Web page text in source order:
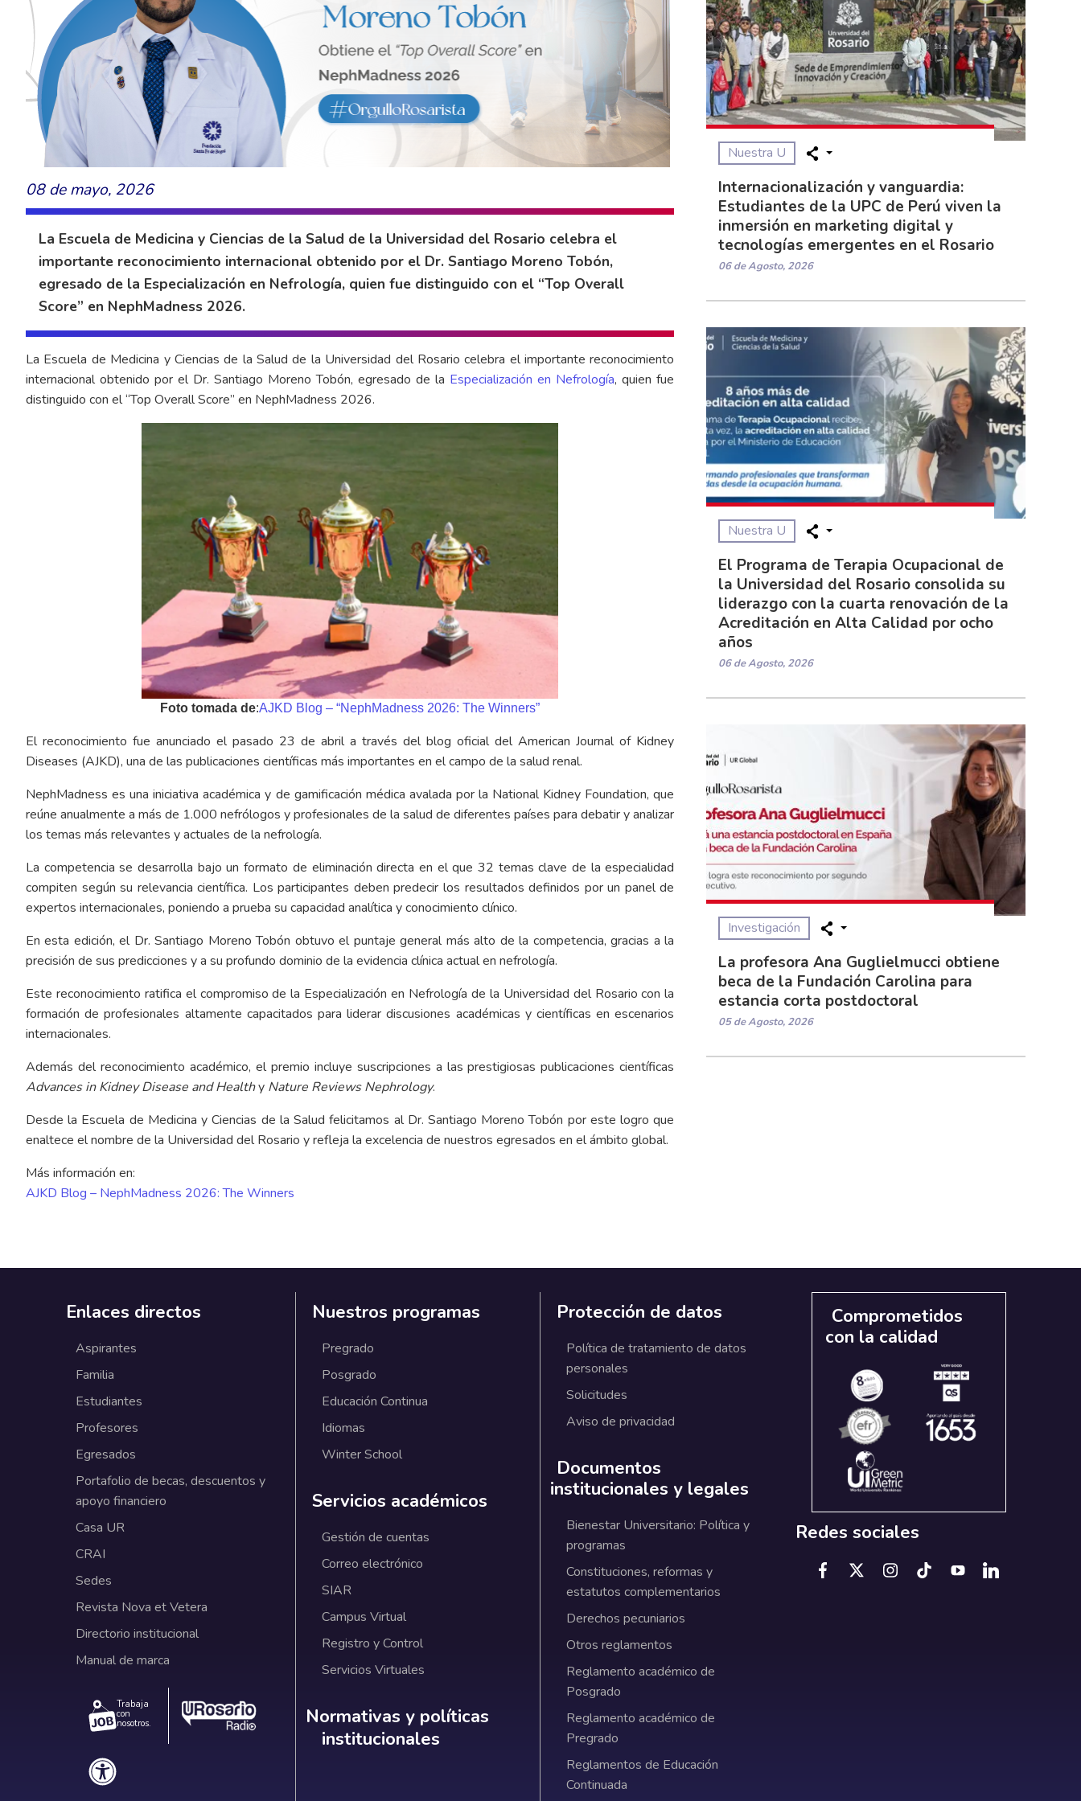
08 de mayo, 2026
La Escuela de Medicina y Ciencias de la Salud de la Universidad del Rosario celebra el
importante reconocimiento internacional obtenido por el Dr. Santiago Moreno Tobón,
egresado de la Especialización en Nefrología, quien fue distinguido con el “Top Overall
Score” en NephMadness 2026.
La Escuela de Medicina y Ciencias de la Salud de la Universidad del Rosario celebra el importante reconocimiento
internacional obtenido por el Dr. Santiago Moreno Tobón, egresado de la Especialización en Nefrología, quien fue
distinguido con el “Top Overall Score” en NephMadness 2026.
Foto tomada de:AJKD Blog – “NephMadness 2026: The Winners”
El reconocimiento fue anunciado el pasado 23 de abril a través del blog oficial del American Journal of Kidney
Diseases (AJKD), una de las publicaciones científicas más importantes en el campo de la salud renal.
NephMadness es una iniciativa académica y de gamificación médica avalada por la National Kidney Foundation, que
reúne anualmente a más de 1.000 nefrólogos y profesionales de la salud de diferentes países para debatir y analizar
los temas más relevantes y actuales de la nefrología.
La competencia se desarrolla bajo un formato de eliminación directa en el que 32 temas clave de la especialidad
compiten según su relevancia científica. Los participantes deben predecir los resultados definidos por un panel de
expertos internacionales, poniendo a prueba su capacidad analítica y conocimiento clínico.
En esta edición, el Dr. Santiago Moreno Tobón obtuvo el puntaje general más alto de la competencia, gracias a la
precisión de sus predicciones y a su profundo dominio de la evidencia clínica actual en nefrología.
Este reconocimiento ratifica el compromiso de la Especialización en Nefrología de la Universidad del Rosario con la
formación de profesionales altamente capacitados para liderar discusiones académicas y científicas en escenarios
internacionales.
Además del reconocimiento académico, el premio incluye suscripciones a las prestigiosas publicaciones científicas
Advances in Kidney Disease and Healthy Nature Reviews Nephrology.
Desde la Escuela de Medicina y Ciencias de la Salud felicitamos al Dr. Santiago Moreno Tobón por este logro que
enaltece el nombre de la Universidad del Rosario y refleja la excelencia de nuestros egresados en el ámbito global.
Más información en:
AJKD Blog – NephMadness 2026: The Winners
Nuestra U
Internacionalización y vanguardia:
Estudiantes de la UPC de Perú viven la
inmersión en marketing digital y
tecnologías emergentes en el Rosario
06 de Agosto, 2026
Nuestra U
El Programa de Terapia Ocupacional de
la Universidad del Rosario consolida su
liderazgo con la cuarta renovación de la
Acreditación en Alta Calidad por ocho
años
06 de Agosto, 2026
Investigación
La profesora Ana Guglielmucci obtiene
beca de la Fundación Carolina para
estancia corta postdoctoral
05 de Agosto, 2026
Enlaces directos
Aspirantes
Familia
Estudiantes
Profesores
Egresados
Portafolio de becas, descuentos y
apoyo financiero
Casa UR
CRAI
Sedes
Revista Nova et Vetera
Directorio institucional
Manual de marca
Trabaja
con
nosotros.
Nuestros programas
Pregrado
Posgrado
Educación Continua
Idiomas
Winter School
Servicios académicos
Gestión de cuentas
Correo electrónico
SIAR
Campus Virtual
Registro y Control
Servicios Virtuales
Normativas y políticas institucionales
Normativas y políticas
institucionales
Protección de datos
Política de tratamiento de datos
personales
Solicitudes
Aviso de privacidad
Documentos
institucionales y legales
Bienestar Universitario: Política y
programas
Constituciones, reformas y
estatutos complementarios
Derechos pecuniarios
Otros reglamentos
Reglamento académico de
Posgrado
Reglamento académico de
Pregrado
Reglamentos de Educación
Continuada
Comprometidos
con la calidad
Redes sociales